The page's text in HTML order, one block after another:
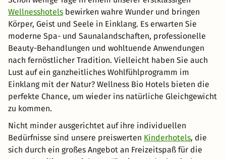
Wellnesshotels bewirken wahre Wunder und bringen
Körper, Geist und Seele in Einklang. Es erwarten Sie
moderne Spa- und Saunalandschaften, professionelle
Beauty-Behandlungen und wohltuende Anwendungen
nach fernöstlicher Tradition. Vielleicht haben Sie auch
Lust auf ein ganzheitliches Wohlfühlprogramm im
Einklang mit der Natur? Wellness Bio Hotels bieten die
perfekte Chance, um wieder ins natürliche Gleichgewicht
zu kommen.
Nicht minder ausgerichtet auf ihre individuellen
Bedürfnisse sind unsere preiswerten Kinderhotels, die
sich durch ein großes Angebot an Freizeitspaß für die